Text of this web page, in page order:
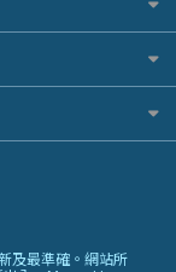
及最準確。網站所